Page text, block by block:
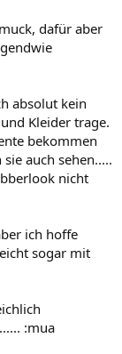
dafür aber
absolut kein
Kleider trage.
bekommen
auch sehen.....
nicht
ich hoffe
sogar mit
:mua